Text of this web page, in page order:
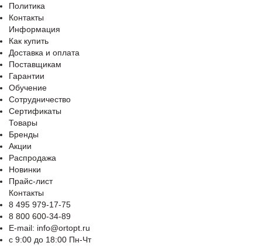
Политика
Контакты
Информация
Как купить
Доставка и оплата
Поставщикам
Гарантии
Обучение
Сотрудничество
Сертификаты
Товары
Бренды
Акции
Распродажа
Новинки
Прайс-лист
Контакты
8 495 979-17-75
8 800 600-34-89
E-mail: info@ortopt.ru
c 9:00 до 18:00 Пн-Чт